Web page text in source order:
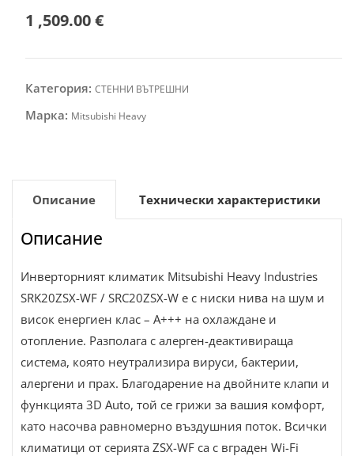
1 ,509.00€
Категория: СТЕННИ ВЪТРЕШНИ
Марка: Mitsubishi Heavy
Описание Технически характеристики
Описание
Инверторният климатик Mitsubishi Heavy Industries
SRK20ZSX-WF / SRC20ZSX-W е с ниски нива на шум и
висок енергиен клас – А+++ на охлаждане и
отопление. Разполага с алерген-деактивираща
система, която неутрализира вируси, бактерии,
алергени и прах. Благодарение на двойните клапи и
функцията 3D Auto, той се грижи за вашия комфорт,
като насочва равномерно въздушния поток. Всички
климатици от серията ZSX-WF са с вграден Wi-Fi